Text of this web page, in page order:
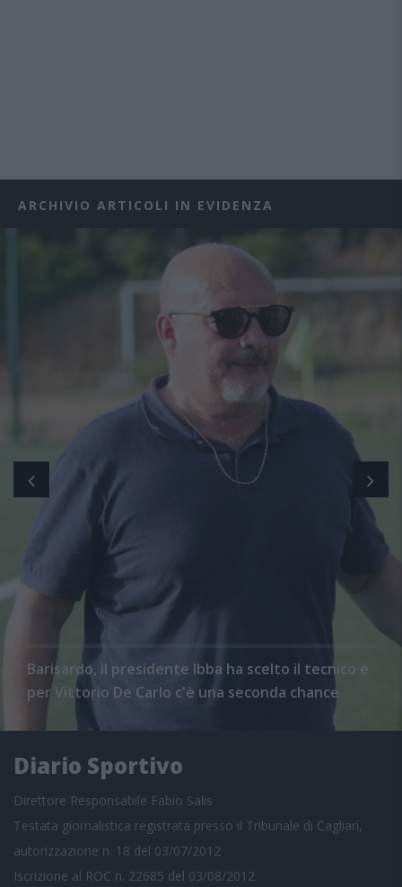
ARCHIVIO ARTICOLI IN EVIDENZA
Barisardo, il presidente Ibba ha scelto il tecnico e
per Vittorio De Carlo c'è una seconda chance
Diario Sportivo
Direttore Responsabile Fabio Salis
Testata giornalistica registrata presso il Tribunale di Cagliari,
autorizzazione n. 18 del 03/07/2012
Iscrizione al ROC n. 22685 del 03/08/2012